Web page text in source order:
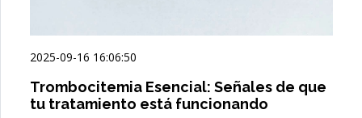
2025-09-16 16:06:50
Trombocitemia Esencial: Señales de que
tu tratamiento está funcionando